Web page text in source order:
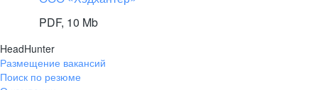
PDF, 10 Mb
HeadHunter
Размещение вакансий
Поиск по резюме